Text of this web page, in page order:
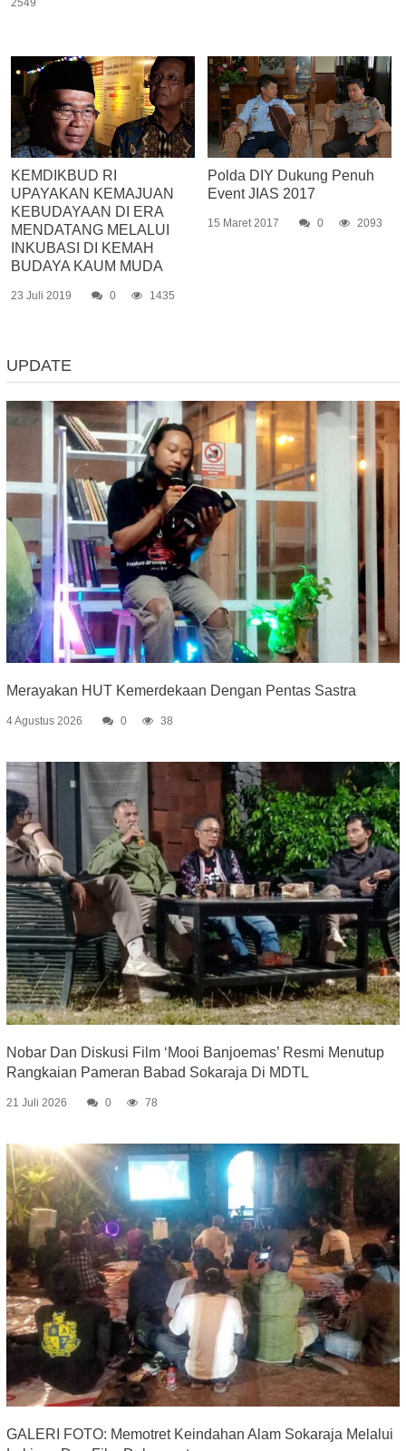
2549
KEMDIKBUD RI
UPAYAKAN KEMAJUAN
KEBUDAYAAN DI ERA
MENDATANG MELALUI
INKUBASI DI KEMAH
BUDAYA KAUM MUDA
23 Juli 2019 0 1435
Polda DIY Dukung Penuh
Event JIAS 2017
15 Maret 2017 0 2093
UPDATE
Merayakan HUT Kemerdekaan Dengan Pentas Sastra
4 Agustus 2026 0 38
Nobar Dan Diskusi Film ‘Mooi Banjoemas’ Resmi Menutup
Rangkaian Pameran Babad Sokaraja Di MDTL
21 Juli 2026 0 78
GALERI FOTO: Memotret Keindahan Alam Sokaraja Melalui